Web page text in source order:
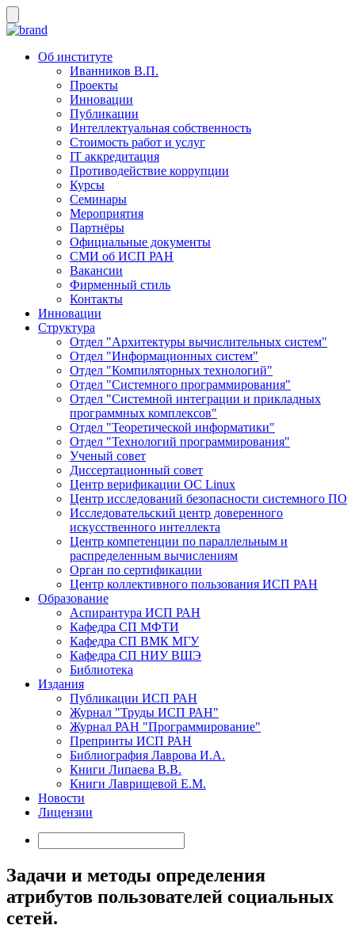
Об институте
Иванников В.П.
Проекты
Инновации
Публикации
Интеллектуальная собственность
Стоимость работ и услуг
IT аккредитация
Противодействие коррупции
Курсы
Семинары
Мероприятия
Партнёры
Официальные документы
СМИ об ИСП РАН
Вакансии
Фирменный стиль
Контакты
Инновации
Структура
Отдел "Архитектуры вычислительных систем"
Отдел "Информационных систем"
Отдел "Компиляторных технологий"
Отдел "Системного программирования"
Отдел "Системной интеграции и прикладных
программных комплексов"
Отдел "Теоретической информатики"
Отдел "Технологий программирования"
Ученый совет
Диссертационный совет
Центр верификации ОС Linux
Центр исследований безопасности системного ПО
Исследовательский центр доверенного
искусственного интеллекта
Центр компетенции по параллельным и
распределенным вычислениям
Орган по сертификации
Центр коллективного пользования ИСП РАН
Образование
Аспирантура ИСП РАН
Кафедра СП МФТИ
Кафедра СП ВМК МГУ
Кафедра СП НИУ ВШЭ
Библиотека
Издания
Публикации ИСП РАН
Журнал "Труды ИСП РАН"
Журнал РАН "Программирование"
Препринты ИСП РАН
Библиография Лаврова И.А.
Книги Липаева В.В.
Книги Лаврищевой Е.М.
Новости
Лицензии
Задачи и методы определения
атрибутов пользователей социальных
сетей.